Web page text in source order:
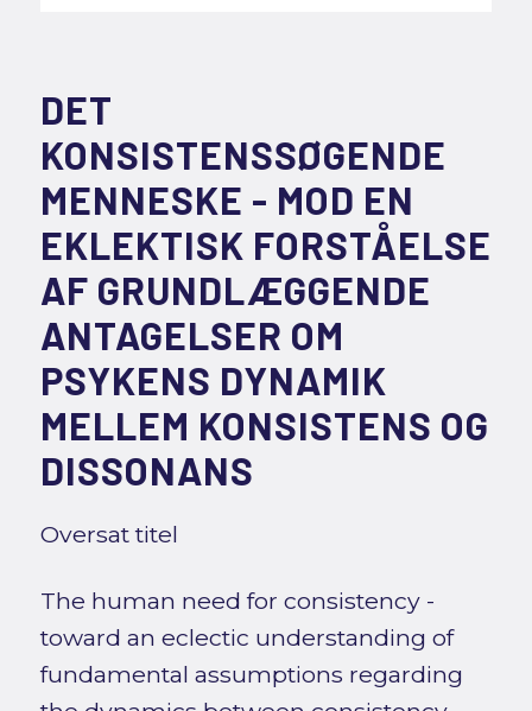
DET
KONSISTENSSØGENDE
MENNESKE - MOD EN
EKLEKTISK FORSTÅELSE
AF GRUNDLÆGGENDE
ANTAGELSER OM
PSYKENS DYNAMIK
MELLEM KONSISTENS OG
DISSONANS
Oversat titel
The human need for consistency -
toward an eclectic understanding of
fundamental assumptions regarding